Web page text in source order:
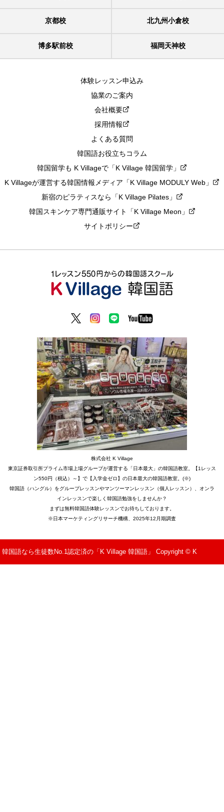
京都校 北九州小倉校
博多駅前校 福岡天神校
体験レッスン申込み
協業のご案内
会社概要
採用情報
よくある質問
韓国語お役立ちコラム
韓国留学も K Villageで「K Village 韓国留学」
K Villageが運営する韓国情報メディア「K Village MODULY Web」
新宿のピラティスなら「K Village Pilates」
韓国スキンケア専門通販サイト「K Village Meon」
サイトポリシー
株式会社 K Village
東京証券取引所プライム市場上場グループが運営する「日本最大」の韓国語教室。【1レッス
ン550円（税込）～】で【入学金ゼロ】の日本最大の韓国語教室。(※)
韓国語（ハングル）をグループレッスンやマンツーマンレッスン（個人レッスン）、オンラ
インレッスンで楽しく韓国語勉強をしませんか？
まずは無料韓国語体験レッスンでお待ちしております。
※日本マーケティングリサーチ機構、2025年12月期調査
韓国語なら生徒数No.1認定済の「K Village 韓国語」 Copyright © K